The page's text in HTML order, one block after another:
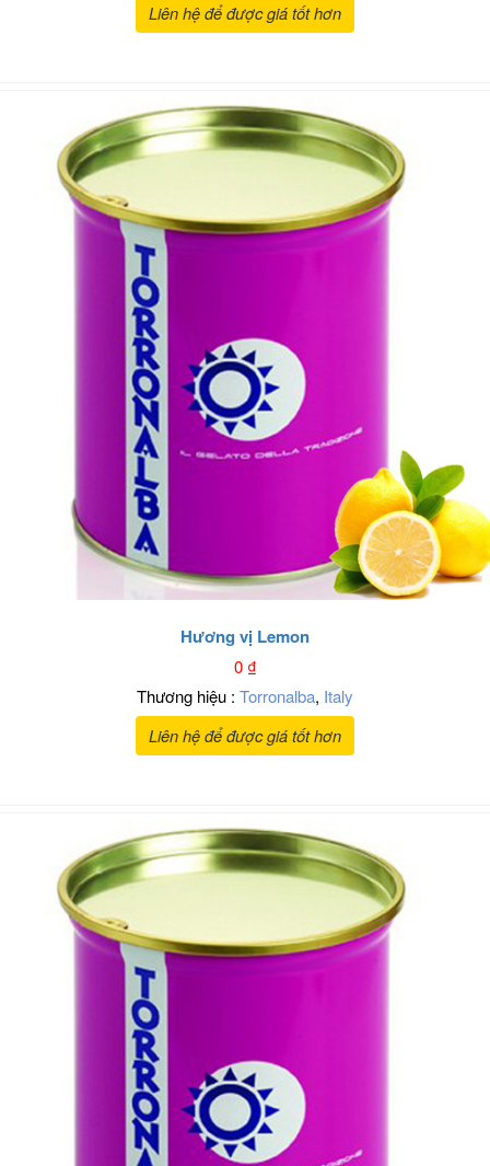
Liên hệ để được giá tốt hơn
Hương vị Lemon
0₫
Thương hiệu : Torronalba, Italy
Liên hệ để được giá tốt hơn